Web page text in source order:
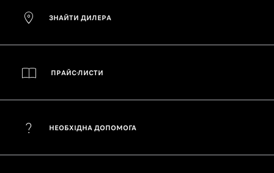
ЗНАЙТИ ДИЛЕРА
ПРАЙС-ЛИСТИ
НЕОБХІДНА ДОПОМОГА